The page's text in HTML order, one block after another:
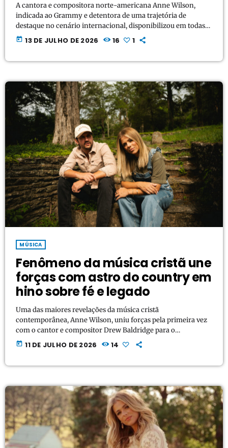
A cantora e compositora norte-americana Anne Wilson,
indicada ao Grammy e detentora de uma trajetória de
destaque no cenário internacional, disponibilizou em todas
as plataformas digitais, via gravadora Capitol Christian Music
Group, o seu novo projeto expandido intitulado "Stars (Blue
de reflexão, entrega e esperança fundamentadas […]
today 13 DE JULHO DE 2026 16 1
MÚSICA
Fenômeno da música cristã une
forças com astro do country em
hino sobre fé e legado
Uma das maiores revelações da música cristã
contemporânea, Anne Wilson, uniu forças pela primeira vez
com o cantor e compositor Drew Baldridge para o
lançamento do single "Maker's Mark". A parceria une a
potência vocal de Anne com a narrativa de Baldridge, criando
today 11 DE JULHO DE 2026 14